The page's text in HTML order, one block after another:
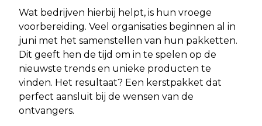
Wat bedrijven hierbij helpt, is hun vroege
voorbereiding. Veel organisaties beginnen al in
juni met het samenstellen van hun pakketten.
Dit geeft hen de tijd om in te spelen op de
nieuwste trends en unieke producten te
vinden. Het resultaat? Een kerstpakket dat
perfect aansluit bij de wensen van de
ontvangers.